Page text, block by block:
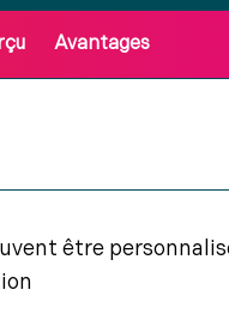
Avantages
être